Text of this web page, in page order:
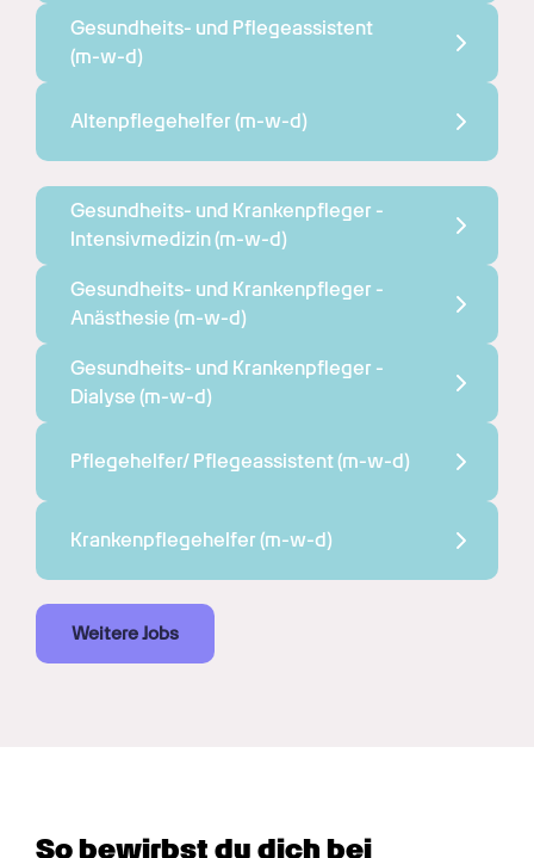
(m-w-d)
Altenpflegehelfer (m-w-d)
Gesundheits- und Krankenpfleger -
Intensivmedizin (m-w-d)
Gesundheits- und Krankenpfleger -
Anästhesie (m-w-d)
Gesundheits- und Krankenpfleger -
Dialyse (m-w-d)
Pflegehelfer/ Pflegeassistent (m-w-d)
Krankenpflegehelfer (m-w-d)
Weitere Jobs
So bewirbst du dich bei